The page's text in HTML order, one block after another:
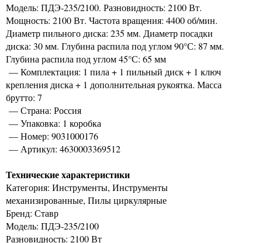
Модель: ПДЭ-235/2100. Разновидность: 2100 Вт.
Мощность: 2100 Вт. Частота вращения: 4400 об/мин.
Диаметр пильного диска: 235 мм. Диаметр посадки
диска: 30 мм. Глубина распила под углом 90°С: 87 мм.
Глубина распила под углом 45°С: 65 мм
— Комплектация: 1 пила + 1 пильный диск + 1 ключ
крепления диска + 1 дополнительная рукоятка. Масса
брутто: 7
— Страна: Россия
— Упаковка: 1 коробка
— Номер: 9031000176
— Артикул: 4630003369512
Технические характеристики
Категория: Инструменты, Инструменты
механизированные, Пилы циркулярные
Бренд: Ставр
Модель: ПДЭ-235/2100
Разновидность: 2100 Вт